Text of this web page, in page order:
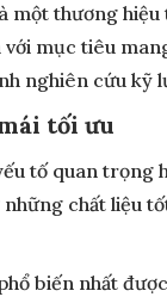
một thương
mục tiêu
nghiên cứu kỹ
tối ưu
tố quan
chất liệu
biến nhất